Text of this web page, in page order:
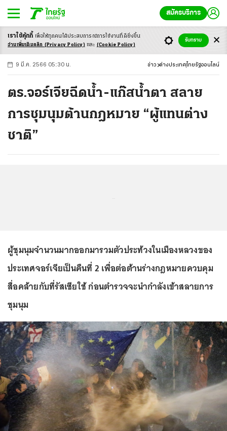
สมัครบริการ
-ก ก ก+
9 มี.ค. 2566 05:30 น. ข่าว ต่างประเทศ ไทยรัฐออนไลน์
ตร.จอร์เจียฉีดน้ำ-แก๊สน้ำตา สลาย
การชุมนุมต้านกฎหมาย “ผู้แทนต่าง
ชาติ”
ผู้ชุมนุมจำนวนมากออกมารวมตัวประท้วงในเมืองหลวงของ
ประเทศจอร์เจียเป็นคืนที่ 2 เพื่อต่อต้านร่างกฎหมายควบคุม
สื่อคล้ายกับที่รัสเซียใช้ ก่อนตำรวจจะนำกำลังเข้าสลายการ
ชุมนุม
เราใช้คุ้กกี้ เพื่อให้ทุกคนได้ประสบการณ์การใช้งานที่ดียิ่งขึ้น
อ่านเพิ่มเติมคลิก (Privacy Policy) และ (Cookie Policy)
รับทราบ